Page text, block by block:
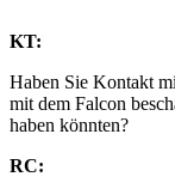
KT:
Haben Sie Kontakt
mit dem Falcon
haben könnten?
RC: